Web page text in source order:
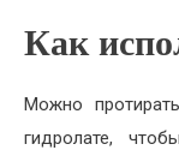
Как
Можно
гидролате,